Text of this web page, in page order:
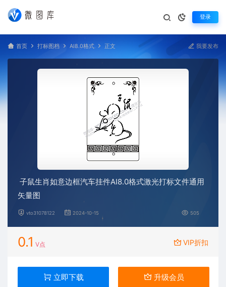
登录
首页 打标图档 AI8.0格式 正文 我要发布
子鼠生肖如意边框汽车挂件AI8.0格式激光打标文件通用
矢量图
vto31078122 2024-10-15 505
0.1 V点 VIP折扣
立即下载 升级会员